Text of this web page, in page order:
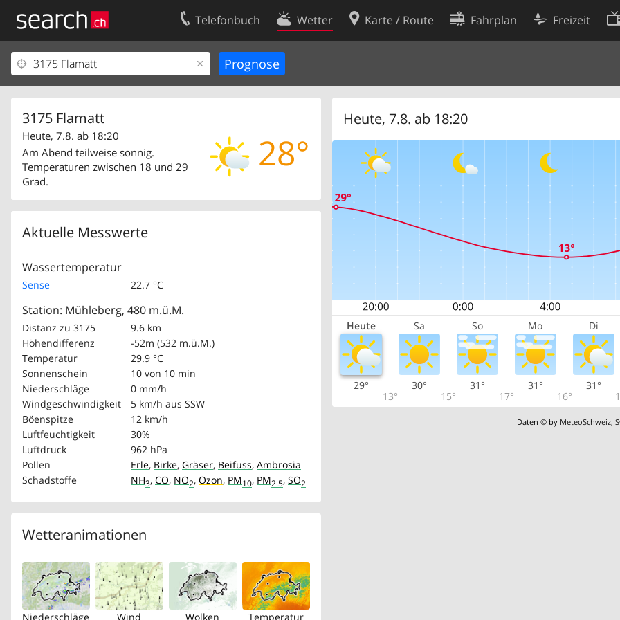
Telefonbuch Wetter Karte / Route Fahrplan Freizeit
3175 Flamatt
28°
Heute, 7.8. ab 18:20
Am Abend teilweise sonnig.
Temperaturen zwischen 18 und 29
Grad.
Aktuelle Messwerte
Wassertemperatur
Sense 22.7 °C
Station: Mühleberg, 480 m.ü.M.
Distanz zu 3175
9.6 km
Höhendifferenz
-52m (532 m.ü.M.)
Temperatur
29.9 °C
Sonnenschein
10 von 10 min
Niederschläge
0 mm/h
Windgeschwindigkeit
5 km/h aus SSW
Böenspitze
12 km/h
Luftfeuchtigkeit
30%
Luftdruck
962 hPa
Pollen
Erle, Birke, Gräser, Beifuss, Ambrosia
Schadstoffe
NH3, CO, NO2, Ozon, PM10, PM2.5, SO2
Wetteranimationen
Niederschläge Wind Wolken Temperatur
Heute, 7.8. ab 18:20
Heute Sa So Mo Di
29°
13°
30°
15°
31°
17°
31°
16°
31°
Daten © by MeteoSchweiz,
Ihr Eintrag
Kundencenter Geschäftskunden
Impressum
Kontakt
Nutzungsbedingungen
Cookie-Einstellungen